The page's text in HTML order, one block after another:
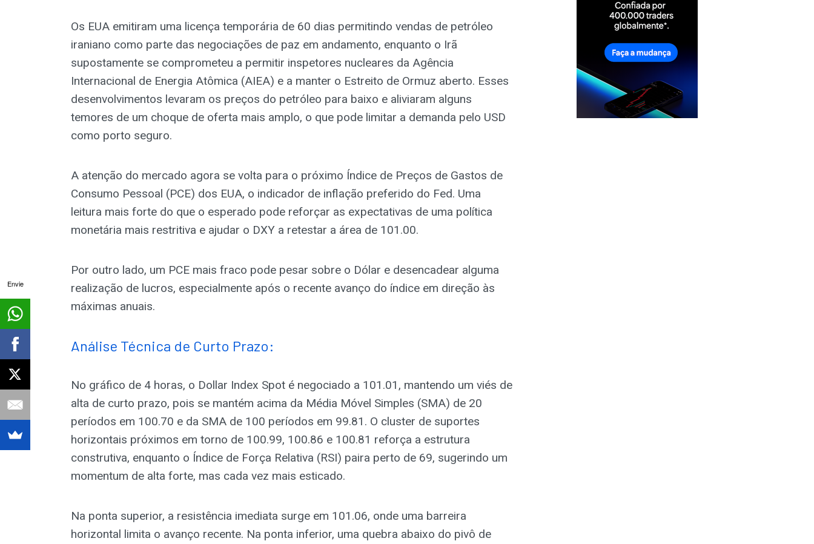
Os EUA emitiram uma licença temporária de 60 dias permitindo vendas de petróleo
iraniano como parte das negociações de paz em andamento, enquanto o Irã
supostamente se comprometeu a permitir inspetores nucleares da Agência
Internacional de Energia Atômica (AIEA) e a manter o Estreito de Ormuz aberto. Esses
desenvolvimentos levaram os preços do petróleo para baixo e aliviaram alguns
temores de um choque de oferta mais amplo, o que pode limitar a demanda pelo USD
como porto seguro.
A atenção do mercado agora se volta para o próximo Índice de Preços de Gastos de
Consumo Pessoal (PCE) dos EUA, o indicador de inflação preferido do Fed. Uma
leitura mais forte do que o esperado pode reforçar as expectativas de uma política
monetária mais restritiva e ajudar o DXY a retestar a área de 101.00.
Por outro lado, um PCE mais fraco pode pesar sobre o Dólar e desencadear alguma
realização de lucros, especialmente após o recente avanço do índice em direção às
máximas anuais.
Análise Técnica de Curto Prazo:
No gráfico de 4 horas, o Dollar Index Spot é negociado a 101.01, mantendo um viés de
alta de curto prazo, pois se mantém acima da Média Móvel Simples (SMA) de 20
períodos em 100.70 e da SMA de 100 períodos em 99.81. O cluster de suportes
horizontais próximos em torno de 100.99, 100.86 e 100.81 reforça a estrutura
construtiva, enquanto o Índice de Força Relativa (RSI) paira perto de 69, sugerindo um
momentum de alta forte, mas cada vez mais esticado.
Na ponta superior, a resistência imediata surge em 101.06, onde uma barreira
horizontal limita o avanço recente. Na ponta inferior, uma quebra abaixo do pivô de
Envie